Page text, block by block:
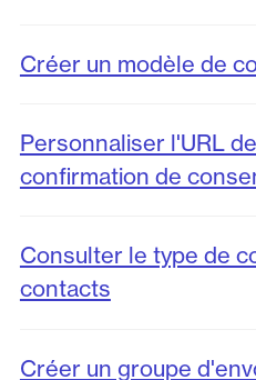
Créer un modèle de
Personnaliser l'URL
confirmation de
Consulter le type de
contacts
Créer un groupe